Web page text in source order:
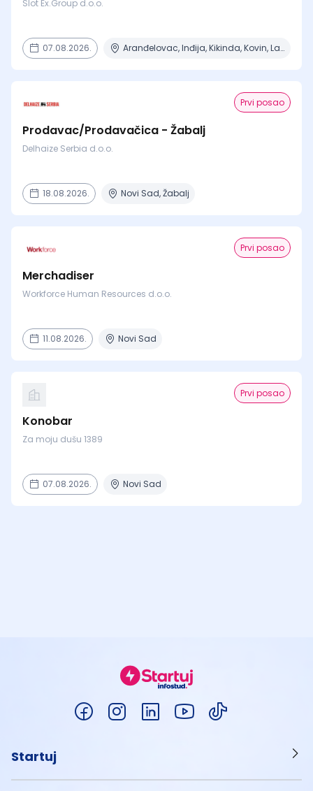
Slot Ex.Group d.o.o.
07.08.2026. Aranđelovac, Inđija, Kikinda, Kovin, Lazarevac + 12 mesta
Prvi posao
Prodavac/Prodavačica - Žabalj
Delhaize Serbia d.o.o.
18.08.2026. Novi Sad, Žabalj
Prvi posao
Merchadiser
Workforce Human Resources d.o.o.
11.08.2026. Novi Sad
Prvi posao
Konobar
Za moju dušu 1389
07.08.2026. Novi Sad
Startuj